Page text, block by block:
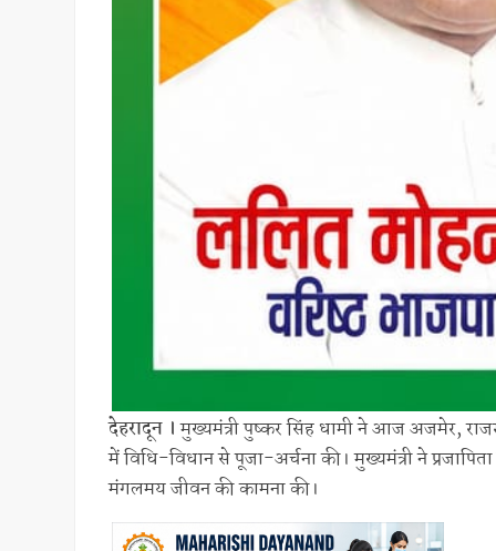
देहरादून ।मुख्यमंत्री पुष्कर सिंह धामी ने आज अजमेर,
में विधि-विधान से पूजा-अर्चना की। मुख्यमंत्री ने
मंगलमय जीवन की कामना की।